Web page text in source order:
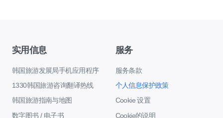
实用信息
韩国旅游发展局手机应用程序
1330韩国旅游咨询翻译热线
韩国旅游指南与地图
数字图书 / 电子书
服务
服务条款
个人信息保护政策
Cookie 设置
Cookie的说明